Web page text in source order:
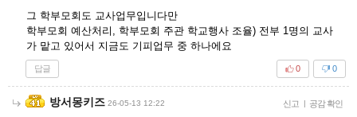
그 학부모회도 교사업무입니다만
학부모회 예산처리, 학부모회 주관 학교행사 조율) 전부 1명의 교사
가 맡고 있어서 지금도 기피업무 중 하나에요
답글 0
0
방서몽키즈 26-05-13 12:22 신고 | 공감 확인